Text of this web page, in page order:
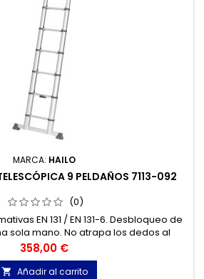
MARCA: HAILO
9 PELDAÑOS 7113-092
(0)
EN 131 / EN 131-6. Desbloqueo de
sola mano. No atrapa los dedos al
incluida. Soporta hasta 150 kg
de carga.
Precio
358,00 €
 Añadir al carrito